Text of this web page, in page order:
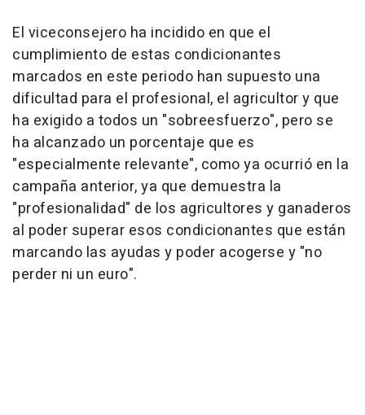
El viceconsejero ha incidido en que el
cumplimiento de estas condicionantes
marcados en este periodo han supuesto una
dificultad para el profesional, el agricultor y que
ha exigido a todos un "sobreesfuerzo", pero se
ha alcanzado un porcentaje que es
"especialmente relevante", como ya ocurrió en la
campaña anterior, ya que demuestra la
"profesionalidad" de los agricultores y ganaderos
al poder superar esos condicionantes que están
marcando las ayudas y poder acogerse y "no
perder ni un euro".